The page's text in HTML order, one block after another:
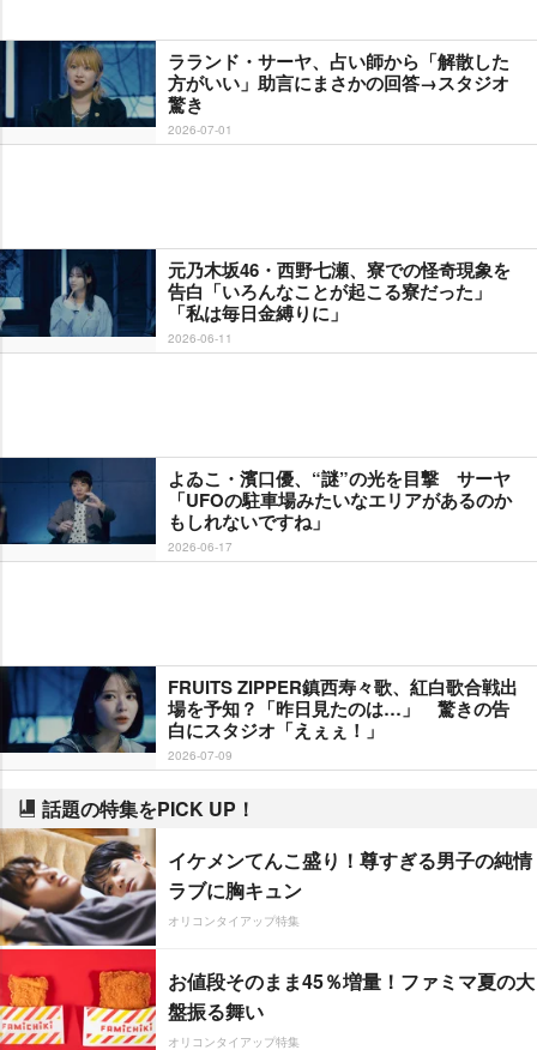
ラランド・サーヤ、占い師から「解散した
方がいい」助言にまさかの回答→スタジオ
驚き
2026-07-01
元乃木坂46・西野七瀬、寮での怪奇現象を
告白「いろんなことが起こる寮だった」
「私は毎日金縛りに」
2026-06-11
よゐこ・濱口優、“謎”の光を目撃 サーヤ
「UFOの駐車場みたいなエリアがあるのか
もしれないですね」
2026-06-17
FRUITS ZIPPER鎮西寿々歌、紅白歌合戦出
場を予知？「昨日見たのは…」 驚きの告
白にスタジオ「えぇぇ！」
2026-07-09
話題の特集をPICK UP！
イケメンてんこ盛り！尊すぎる男子の純情
ラブに胸キュン
オリコンタイアップ特集
お値段そのまま45％増量！ファミマ夏の大
盤振る舞い
オリコンタイアップ特集